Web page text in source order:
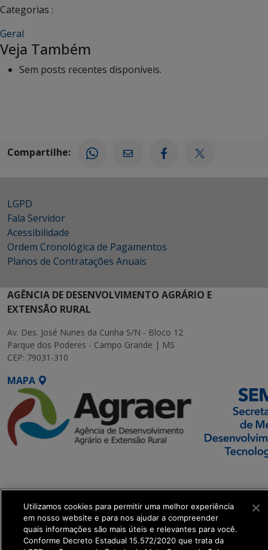
Categorias :
Geral
Veja Também
Sem posts recentes disponíveis.
Compartilhe:
LGPD
Fala Servidor
Acessibilidade
Ordem Cronológica de Pagamentos
Planos de Contratações Anuais
AGÊNCIA DE DESENVOLVIMENTO AGRÁRIO E
EXTENSÃO RURAL
Av. Des. José Nunes da Cunha S/N - Bloco 12
Parque dos Poderes - Campo Grande | MS
CEP: 79031-310
MAPA
Executiva de
Transformação Digital
get_footer();
Utilizamos cookies para permitir uma melhor experiência
em nosso website e para nos ajudar a compreender
quais informações são mais úteis e relevantes para você.
Conforme Decreto Estadual 15.572/2020 que trata da